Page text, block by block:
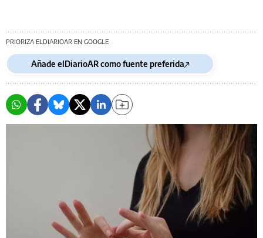
PRIORIZA ELDIARIOAR EN GOOGLE
Añade elDiarioAR como fuente preferida